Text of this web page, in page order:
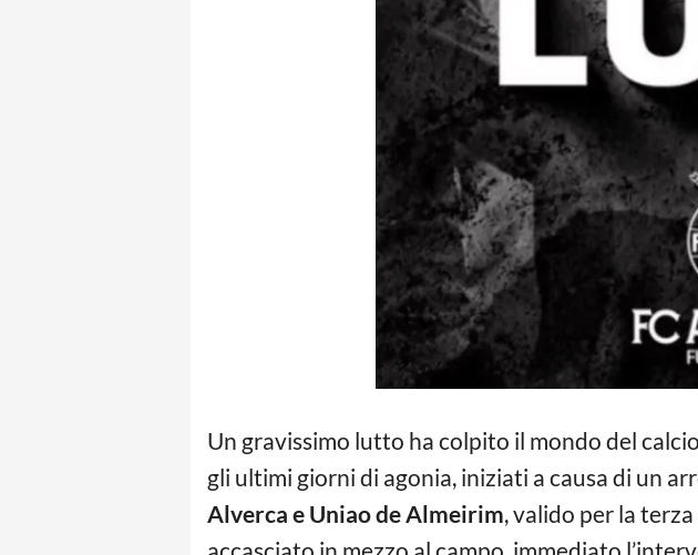
Un gravissimo lutto ha colpito il mondo del
gli ultimi giorni di agonia, iniziati a causa di un
Alverca e Uniao de Almeirim, valido per la